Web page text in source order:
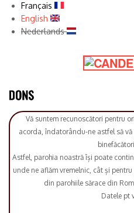
Français
English
Nederlands
Vă suntem recunoscători pentru
acorda, îndatorându-ne astfel să
Astfel, parohia noastră își poate
unde ne aflăm vremelnic, cât și
din parohiile sărace din
Datele pt